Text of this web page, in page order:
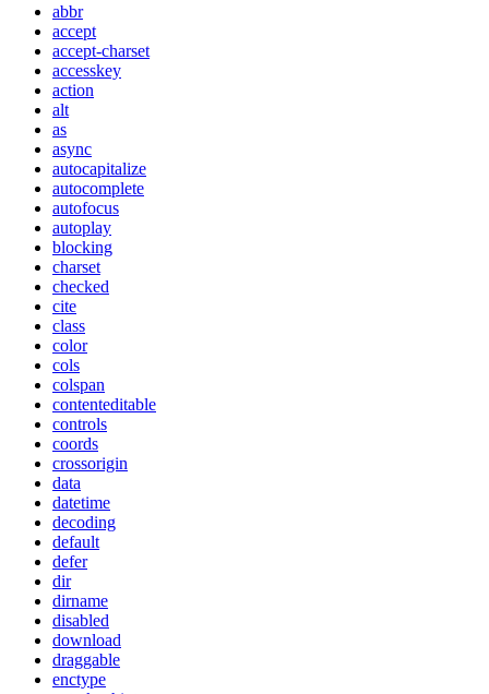
abbr
accept
accept-charset
accesskey
action
alt
as
async
autocapitalize
autocomplete
autofocus
autoplay
blocking
charset
checked
cite
class
color
cols
colspan
contenteditable
controls
coords
crossorigin
data
datetime
decoding
default
defer
dir
dirname
disabled
download
draggable
enctype